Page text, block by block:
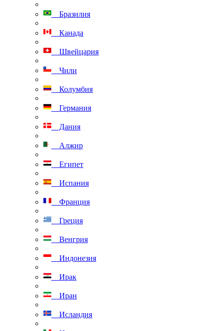
Бразилия
Канада
Швейцария
Чили
Колумбия
Германия
Дания
Алжир
Египет
Испания
Франция
Греция
Венгрия
Индонезия
Ирак
Иран
Исландия